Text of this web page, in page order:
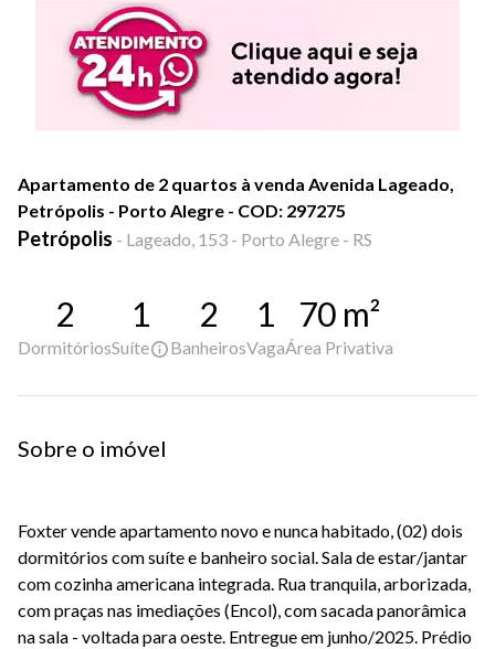
Apartamento de 2 quartos à venda Avenida Lageado,
Petrópolis - Porto Alegre - COD: 297275
Petrópolis - Lageado, 153 - Porto Alegre - RS
2
Dormitórios
1
Suíte
2
Banheiros
1
Vaga
70 m²
Área Privativa
Sobre o imóvel
Foxter vende apartamento novo e nunca habitado, (02) dois
dormitórios com suíte e banheiro social. Sala de estar/jantar
com cozinha americana integrada. Rua tranquila, arborizada,
com praças nas imediações (Encol), com sacada panorâmica
na sala - voltada para oeste. Entregue em junho/2025. Prédio